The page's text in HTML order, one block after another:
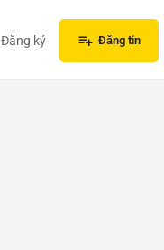
Đăng ký Đăng tin